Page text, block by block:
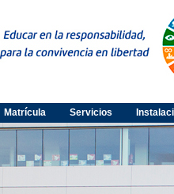
Matrícula Servicios